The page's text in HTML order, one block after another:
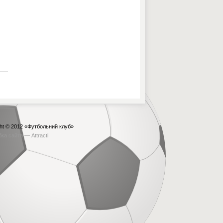
© 2012 «Футбольний клуб»
сайта — Attracti